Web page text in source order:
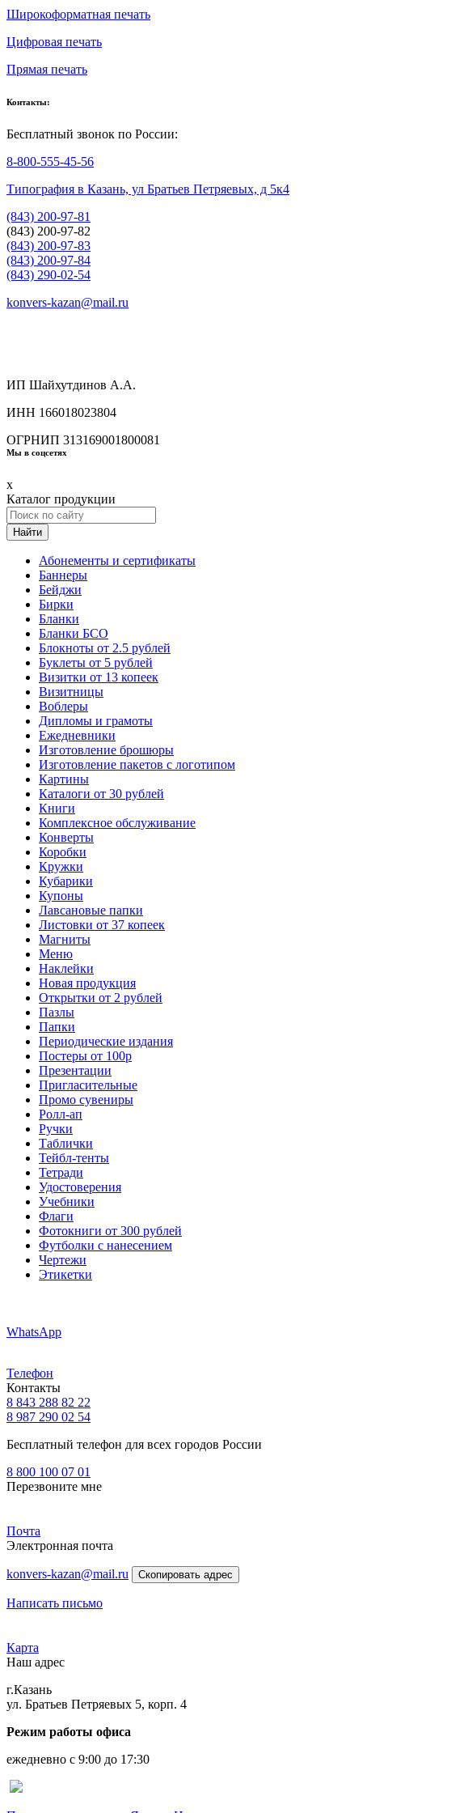
Широкоформатная печать
Цифровая печать
Прямая печать
Контакты:
Бесплатный звонок по России:
8-800-555-45-56
Типография в Казань, ул Братьев Петряевых, д 5к4
(843) 200-97-81
(843) 200-97-82
(843) 200-97-83
(843) 200-97-84
(843) 290-02-54
konvers-kazan@mail.ru
ИП Шайхутдинов А.А.
ИНН 166018023804
ОГРНИП 313169001800081
Мы в соцсетях
x
Каталог продукции
Найти
Абонементы и сертификаты
Баннеры
Бейджи
Бирки
Бланки
Бланки БСО
Блокноты от 2.5 рублей
Буклеты от 5 рублей
Визитки от 13 копеек
Визитницы
Воблеры
Дипломы и грамоты
Ежедневники
Изготовление брошюры
Изготовление пакетов с логотипом
Картины
Каталоги от 30 рублей
Книги
Комплексное обслуживание
Конверты
Коробки
Кружки
Кубарики
Купоны
Лавсановые папки
Листовки от 37 копеек
Магниты
Меню
Наклейки
Новая продукция
Открытки от 2 рублей
Пазлы
Папки
Периодические издания
Постеры от 100р
Презентации
Пригласительные
Промо сувениры
Ролл-ап
Ручки
Таблички
Тейбл-тенты
Тетради
Удостоверения
Учебники
Флаги
Фотокниги от 300 рублей
Футболки с нанесением
Чертежи
Этикетки
WhatsApp
Телефон
Контакты
8 843 288 82 22
8 987 290 02 54
Бесплатный телефон для всех городов России
8 800 100 07 01
Перезвоните мне
Почта
Электронная почта
konvers-kazan@mail.ru Скопировать адрес
Написать письмо
Карта
Наш адрес
г.Казань
ул. Братьев Петряевых 5, корп. 4
Режим работы офиса
ежедневно с 9:00 до 17:30